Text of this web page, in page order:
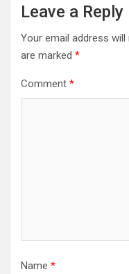
Leave a Reply
Your email address will
are marked *
Comment *
Name *